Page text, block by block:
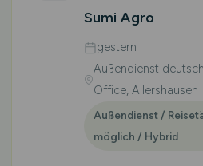
Sumi Agro
gestern
Außendienst
Office, Allershausen
Außendienst /
möglich / Hybrid